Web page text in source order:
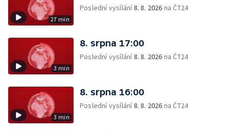
27 min
Poslední vysílání8. 8. 2026 na ČT24
3 min
8. srpna 17:00
Poslední vysílání8. 8. 2026 na ČT24
3 min
8. srpna 16:00
Poslední vysílání8. 8. 2026 na ČT24